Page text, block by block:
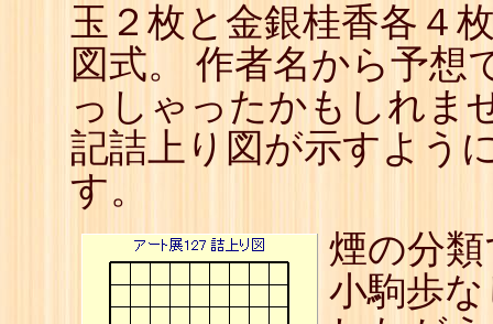
玉２枚と金銀桂香各４
図式。 作者名から予想
っしゃったかもしれま
記詰上り図が示すよう
す。
煙の分
小駒歩